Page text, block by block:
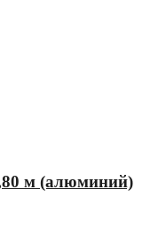
м (алюминий)